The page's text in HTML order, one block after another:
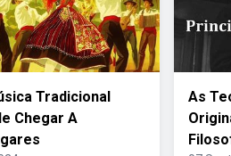
Tradicional
Chegar A
As